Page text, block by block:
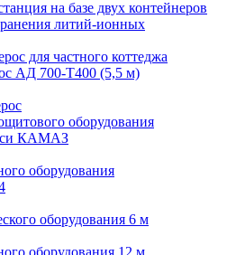
на базе двух контейнеров
литий-ионных
для частного коттеджа
АД 700-Т400 (5,5 м)
оборудования
КАМАЗ
оборудования
оборудования 6 м
оборудования 12 м